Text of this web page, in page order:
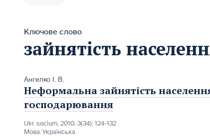
Ключове слово
зайнятість
Ангелко І. В.
Неформальна зайнятість
господарювання
Ukr. socìum, 2010, 3(34): 124-132
Мова:Українська